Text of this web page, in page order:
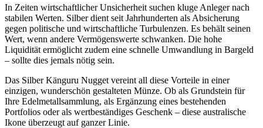
In Zeiten wirtschaftlicher Unsicherheit suchen kluge Anleger nach
stabilen Werten. Silber dient seit Jahrhunderten als Absicherung
gegen politische und wirtschaftliche Turbulenzen. Es behält seinen
Wert, wenn andere Vermögenswerte schwanken. Die hohe
Liquidität ermöglicht zudem eine schnelle Umwandlung in Bargeld
– sollte dies jemals nötig sein.
Das Silber Känguru Nugget vereint all diese Vorteile in einer
einzigen, wunderschön gestalteten Münze. Ob als Grundstein für
Ihre Edelmetallsammlung, als Ergänzung eines bestehenden
Portfolios oder als wertbeständiges Geschenk – diese australische
Ikone überzeugt auf ganzer Linie.